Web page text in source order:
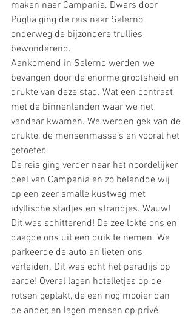
maken naar Campania. Dwars door
Puglia ging de reis naar Salerno
onderweg de bijzondere trullies
bewonderend.
Aankomend in Salerno werden we
bevangen door de enorme grootsheid en
drukte van deze stad. Wat een contrast
met de binnenlanden waar we net
vandaar kwamen. We werden gek van de
drukte, de mensenmassa’s en vooral het
getoeter.
De reis ging verder naar het noordelijker
deel van Campania en zo belandde wij
op een zeer smalle kustweg met
idyllische stadjes en strandjes. Wauw!
Dit was schitterend! De zee lokte ons en
daagde ons uit een duik te nemen. We
parkeerde de auto en lieten ons
verleiden. Dit was echt het paradijs op
aarde! Overal lagen hotelletjes op de
rotsen geplakt, de een nog mooier dan
de ander, en lagen mensen op privé